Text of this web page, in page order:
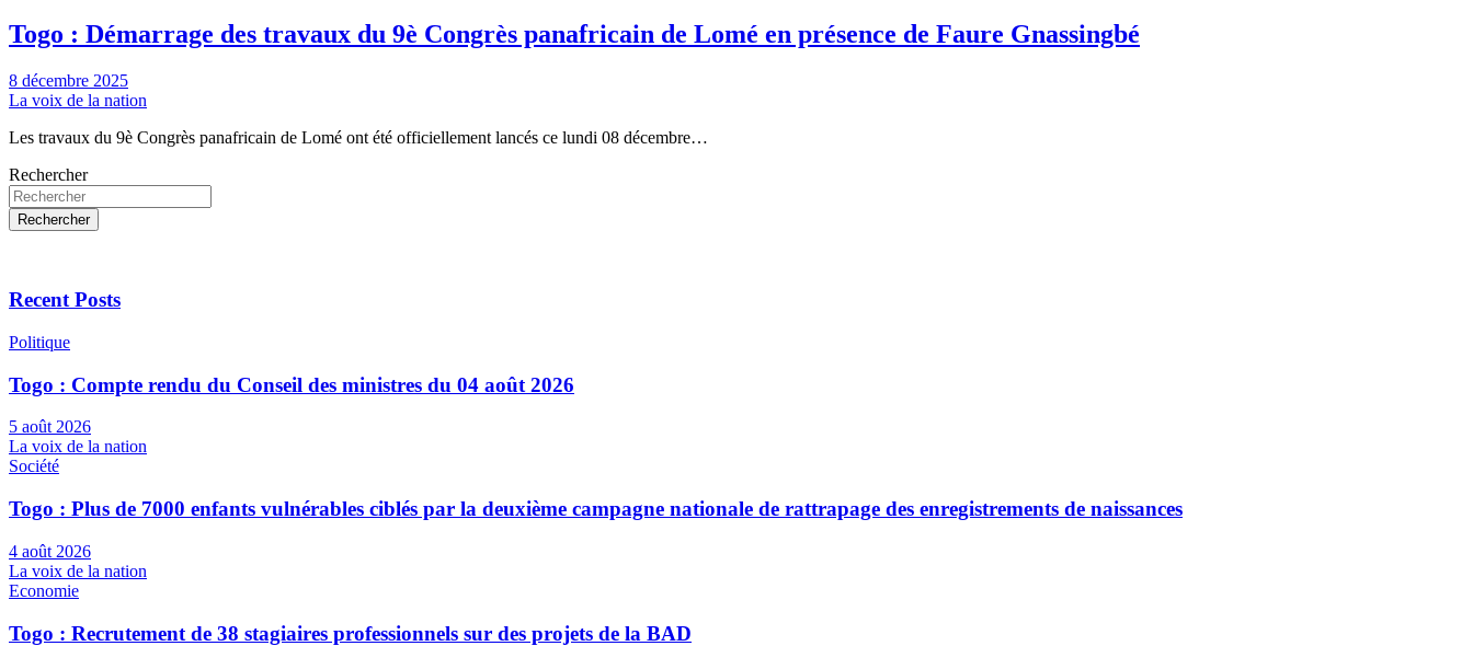
Togo : Démarrage des travaux du 9è Congrès panafricain de Lomé en présence de Faure Gnassingbé
8 décembre 2025
La voix de la nation
Les travaux du 9è Congrès panafricain de Lomé ont été officiellement lancés ce lundi 08 décembre…
Rechercher
Rechercher
Recent Posts
Politique
Togo : Compte rendu du Conseil des ministres du 04 août 2026
5 août 2026
La voix de la nation
Société
Togo : Plus de 7000 enfants vulnérables ciblés par la deuxième campagne nationale de rattrapage des enregistrements de naissances
4 août 2026
La voix de la nation
Economie
Togo : Recrutement de 38 stagiaires professionnels sur des projets de la BAD